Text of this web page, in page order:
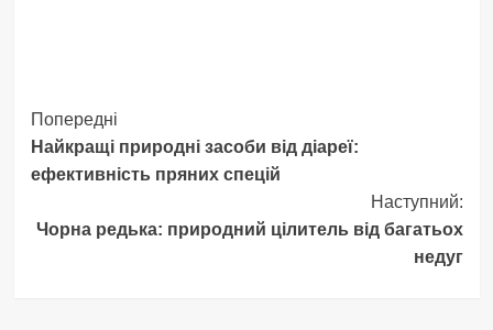
Навігація
запису
Попередні
Найкращі природні засоби від діареї:
ефективність пряних спецій
Наступний:
Чорна редька: природний цілитель від багатьох
недуг